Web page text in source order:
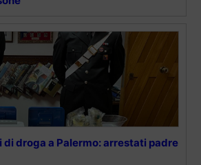
di droga a Palermo: arrestati padre